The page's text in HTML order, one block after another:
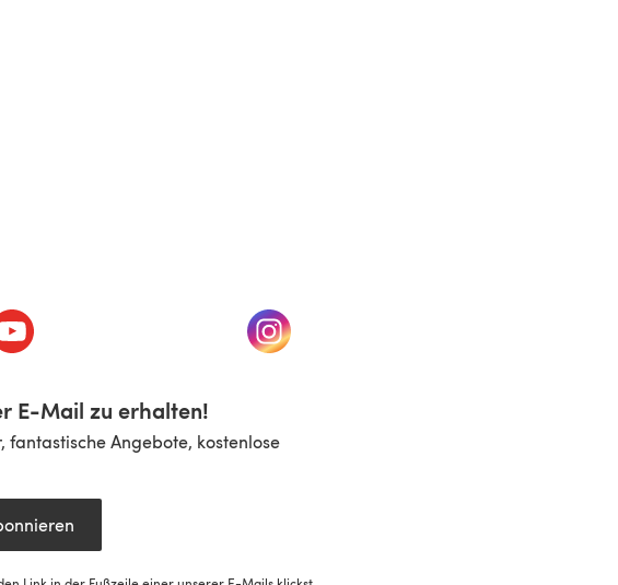
(öffnet sich in einem neuen Tab)(öffnet sich in einem neuen Tab)
E-Mail zu erhalten!
Angebote, kostenlose